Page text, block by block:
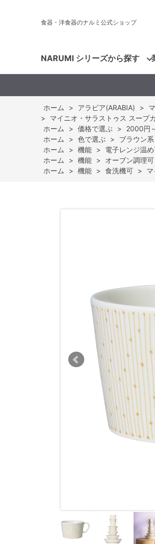
食器・洋食器のナルミ公式ショップ
NARUMI シリーズから探す
ホーム > アラビア(ARABIA) >
>
マイニオ・サラストゥス スー
ホーム
> 価格で選ぶ > 2000円
ホーム
> 色で選ぶ > ブラウン系
ホーム
> 機能 > 電子レンジ温
ホーム
> 機能 > オーブン調理可
ホーム
> 機能 > 食洗機可 >